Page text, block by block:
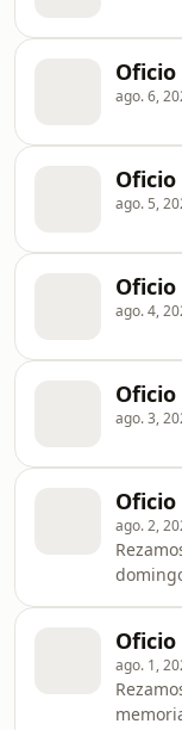
ago. 6,
ago. 5,
ago. 4,
ago. 3,
ago. 2,
ago. 1,